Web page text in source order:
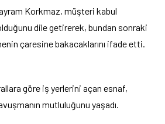
Korkmaz, müşteri kabul
dile getirerek, bundan sonraki
çaresine bakacaklarını ifade etti.
göre iş yerlerini açan esnaf,
mutluluğunu yaşadı.